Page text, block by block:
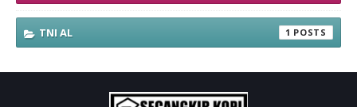
TNI AL 1